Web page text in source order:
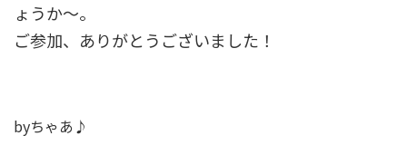
ょうか～。
ご参加、ありがとうございました！
byちゃあ♪